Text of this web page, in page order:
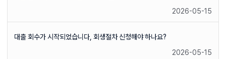
2026-05-15
대출 회수가 시작되었습니다, 회생절차 신청해야 하나요?
2026-05-15